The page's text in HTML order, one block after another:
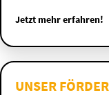
Jetzt mehr erfahren!
UNSER